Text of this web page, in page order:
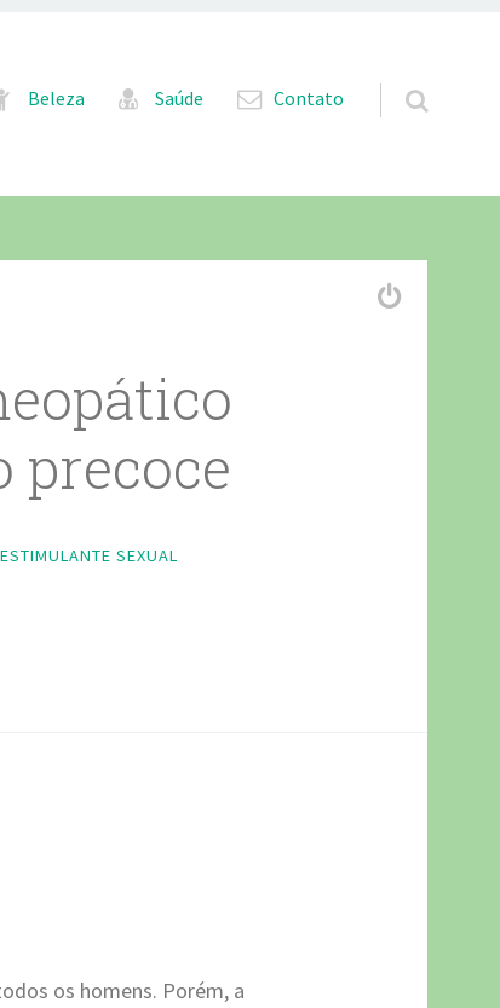
para o conteúdo
Beleza Saúde Contato
precoce
ESTIMULANTE SEXUAL
os homens. Porém, a